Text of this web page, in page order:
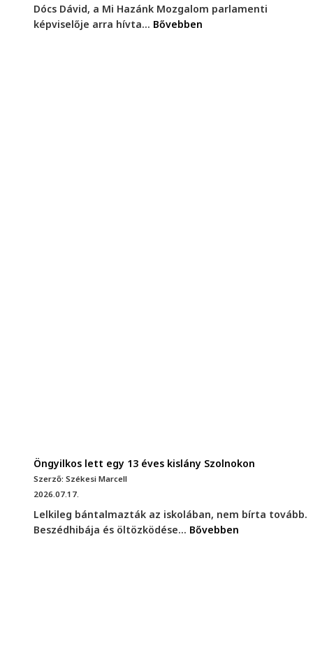
Dócs Dávid, a Mi Hazánk Mozgalom parlamenti
képviselője arra hívta... Bővebben
Öngyilkos lett egy 13 éves kislány Szolnokon
Szerző: Székesi Marcell
2026.07.17.
Lelkileg bántalmazták az iskolában, nem bírta tovább.
Beszédhibája és öltözködése... Bővebben